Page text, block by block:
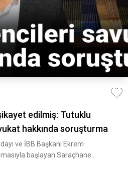
edilmiş: Tutuklu
hakkında soruşturma
ve İBB Başkanı Ekrem
başlayan Saraçhane